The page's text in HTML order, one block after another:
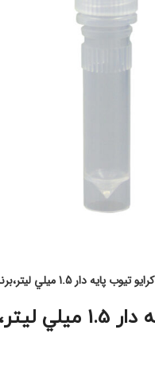
كرايو تيوب پايه دار 1.5 ميلي ليتر،برند SELECTA
كرايو تيوب پايه دار 1.5